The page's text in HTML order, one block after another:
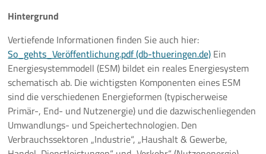
Hintergrund
Vertiefende Informationen finden Sie auch hier:
So_gehts_Veröffentlichung.pdf (db-thueringen.de) Ein
Energiesystemmodell (ESM) bildet ein reales Energiesystem
schematisch ab. Die wichtigsten Komponenten eines ESM
sind die verschiedenen Energieformen (typischerweise
Primär-, End- und Nutzenergie) und die dazwischenliegenden
Umwandlungs- und Speichertechnologien. Den
Verbrauchssektoren „Industrie“, „Haushalt & Gewerbe,